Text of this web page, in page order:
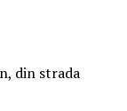
din strada